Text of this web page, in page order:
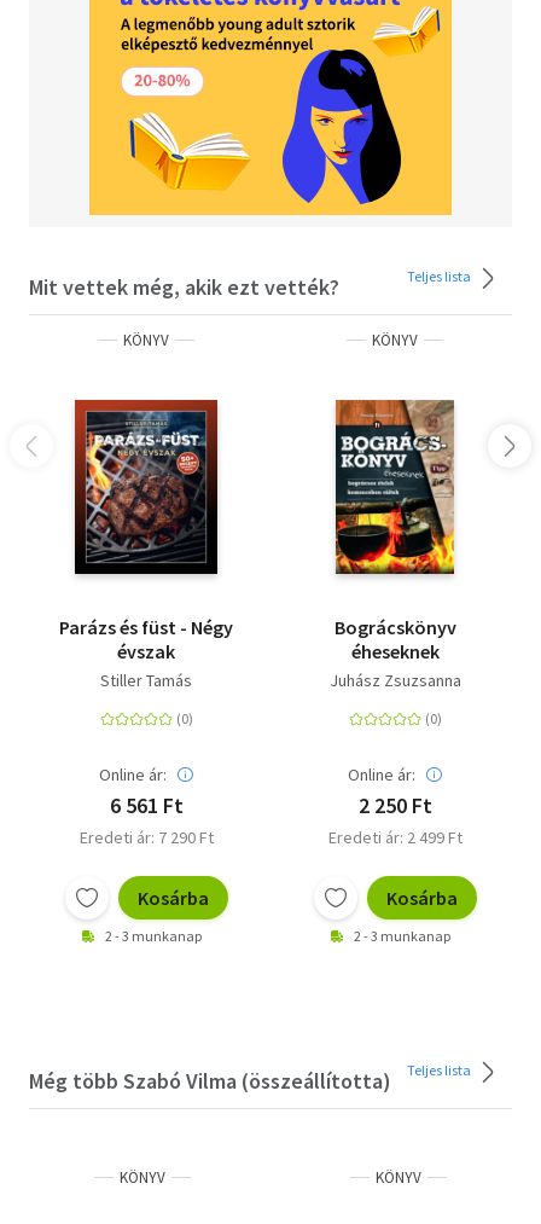
Mit vettek még, akik ezt vették? Teljes lista
KÖNYV
Parázs és füst - Négy
évszak
Stiller Tamás
Online ár:
6 561 Ft
Eredeti ár: 7 290 Ft
Kosárba
2 - 3 munkanap
KÖNYV
Bográcskönyv
éheseknek
Juhász Zsuzsanna
Online ár:
2 250 Ft
Eredeti ár: 2 499 Ft
Kosárba
2 - 3 munkanap
Még több Szabó Vilma (összeállította) Teljes lista
KÖNYV KÖNYV